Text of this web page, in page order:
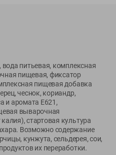
пользовательского
обращения покупателей в
Администрации
17 272 73 84 .
уполномоченного
покупателей о нарушении их
о защите прав
dostavka.by.
экспедитору;
питьевая, комплексная
пищевая, фиксатор
пищевая добавка
чеснок, кориандр,
и аромата Е621,
выварочная
стартовая культура
Возможно содержание
кунжута, сельдерея, сои,
их переработки.